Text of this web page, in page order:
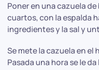
Poner en una cazuela
cuartos, con la espalda
ingredientes y la sal y
Se mete la cazuela en el
Pasada una hora se le